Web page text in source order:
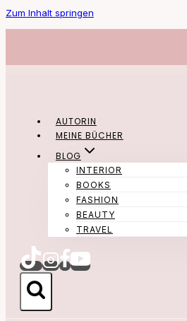
Zum Inhalt springen
AUTORIN
MEINE BÜCHER
BLOG
INTERIOR
BOOKS
FASHION
BEAUTY
TRAVEL